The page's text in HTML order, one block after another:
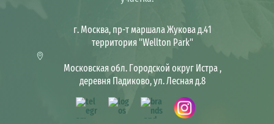
г. Москва, пр-т маршала Жукова д.41
территория "Wellton Park"
Московская обл. Городской округ Истра ,
деревня Падиково, ул. Лесная д.8